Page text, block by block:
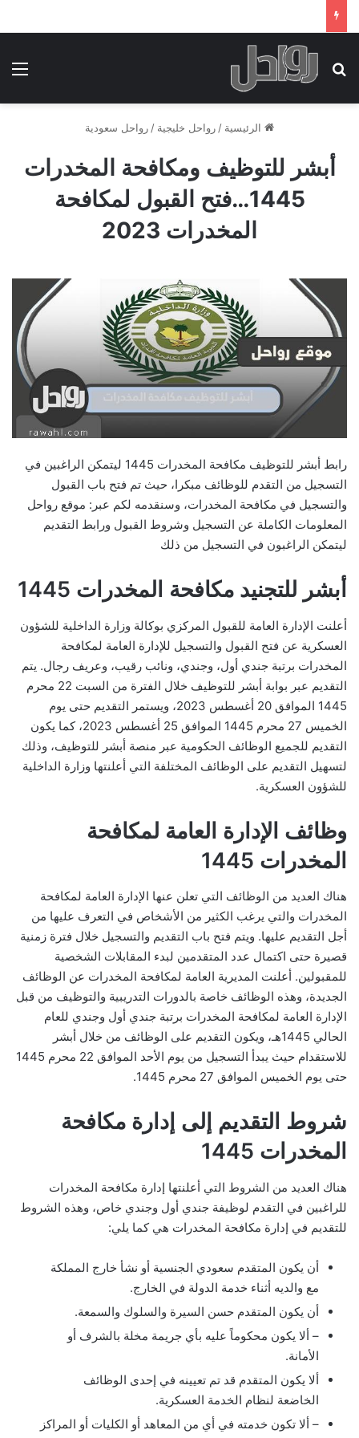
بحث عن
الرئيسية / رواحل خليجية / رواحل سعودية
أبشر للتوظيف ومكافحة المخدرات
1445…فتح القبول لمكافحة
المخدرات 2023
رابط أبشر للتوظيف مكافحة المخدرات 1445 ليتمكن الراغبين في
التسجيل من التقدم للوظائف مبكرا، حيث تم فتح باب القبول
والتسجيل في مكافحة المخدرات، وسنقدمه لكم عبر: موقع رواحل
المعلومات الكاملة عن التسجيل وشروط القبول ورابط التقديم
ليتمكن الراغبون في التسجيل من ذلك
أبشر للتجنيد مكافحة المخدرات 1445
أعلنت الإدارة العامة للقبول المركزي بوكالة وزارة الداخلية للشؤون
العسكرية عن فتح القبول والتسجيل للإدارة العامة لمكافحة
المخدرات برتبة جندي أول، وجندي، ونائب رقيب، وعريف رجال. يتم
التقديم عبر بوابة أبشر للتوظيف خلال الفترة من السبت 22 محرم
1445 الموافق 20 أغسطس 2023، ويستمر التقديم حتى يوم
الخميس 27 محرم 1445 الموافق 25 أغسطس 2023، كما يكون
التقديم للجميع الوظائف الحكومية عبر منصة أبشر للتوظيف، وذلك
لتسهيل التقديم على الوظائف المختلفة التي أعلنتها وزارة الداخلية
للشؤون العسكرية.
وظائف الإدارة العامة لمكافحة
المخدرات 1445
هناك العديد من الوظائف التي تعلن عنها الإدارة العامة لمكافحة
المخدرات والتي يرغب الكثير من الأشخاص في التعرف عليها من
أجل التقديم عليها. ويتم فتح باب التقديم والتسجيل خلال فترة زمنية
قصيرة حتى اكتمال عدد المتقدمين لبدء المقابلات الشخصية
للمقبولين. أعلنت المديرية العامة لمكافحة المخدرات عن الوظائف
الجديدة، وهذه الوظائف خاصة بالدورات التدريبية والتوظيف من قبل
الإدارة العامة لمكافحة المخدرات برتبة جندي أول وجندي للعام
الحالي 1445هـ، ويكون التقديم على الوظائف من خلال أبشر
للاستقدام حيث يبدأ التسجيل من يوم الأحد الموافق 22 محرم 1445
حتى يوم الخميس الموافق 27 محرم 1445.
شروط التقديم إلى إدارة مكافحة
المخدرات 1445
هناك العديد من الشروط التي أعلنتها إدارة مكافحة المخدرات
للراغبين في التقدم لوظيفة جندي أول وجندي خاص، وهذه الشروط
للتقديم في إدارة مكافحة المخدرات هي كما يلي:
أن يكون المتقدم سعودي الجنسية أو نشأ خارج المملكة
مع والديه أثناء خدمة الدولة في الخارج.
أن يكون المتقدم حسن السيرة والسلوك والسمعة.
– ألا يكون محكوماً عليه بأي جريمة مخلة بالشرف أو
الأمانة.
ألا يكون المتقدم قد تم تعيينه في إحدى الوظائف
الخاضعة لنظام الخدمة العسكرية.
– ألا تكون خدمته في أي من المعاهد أو الكليات أو المراكز